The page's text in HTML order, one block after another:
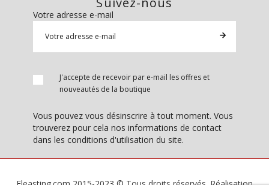
Votre adresse e-mail
J'accepte de recevoir par e-mail les offres et
nouveautés de la boutique
Vous pouvez vous désinscrire à tout moment. Vous
trouverez pour cela nos informations de contact
dans les conditions d'utilisation du site.